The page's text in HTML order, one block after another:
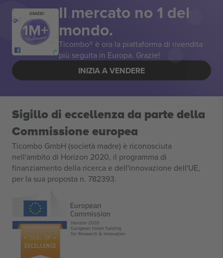
GRAZIE! Il mercato no 1 del
mondo.
Ticombo® è ora la piattaforma di rivendita
più seguita in Europa. Grazie!
INIZIA A VENDERE
Sigillo di eccellenza da parte della
Commissione europea
Ticombo GmbH (società madre) è riconosciuta
nell'ambito di Horizon 2020, il programma di
finanziamento della ricerca e dell'innovazione dell'UE,
per la sua proposta n. 782393.